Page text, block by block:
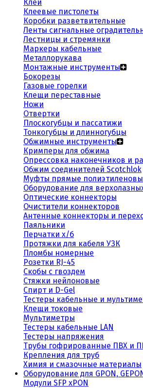
Клей
Клеевые пистолеты
Коробки разветвительные
Ленты сигнальные
Лестницы и стремянки
Маркеры кабельные
Металлорукава
Монтажные инструменты
Бокорезы
Газовые горелки
Клещи переставные
Ножи
Отвертки
Плоскогубцы и пассатижи
Тонкогубцы и длинногубцы
Обжимные инструменты
Кримперы для обжима
Опрессовка наконечников и
Обжим соединителей Scotchlok
Муфты прямые
Оборудование для
Оптические коннекторы
Очистители коннекторов
Антенные коннекторы и
Паяльники
Перчатки х/б
Протяжки для кабеля УЗК
Пломбы номерные
Розетки RJ-45
Скобы с гвоздем
Стяжки нейлоновые
Спирт и D-Gel
Тестеры кабельные и
Клещи токовые
Мультиметры
Тестеры кабельные LAN
Тестеры напряжения
Трубы гофрированные ПВХ и
Крепления для труб
Химия и смазочные материалы
Оборудование для GPON,
Модули SFP xPON